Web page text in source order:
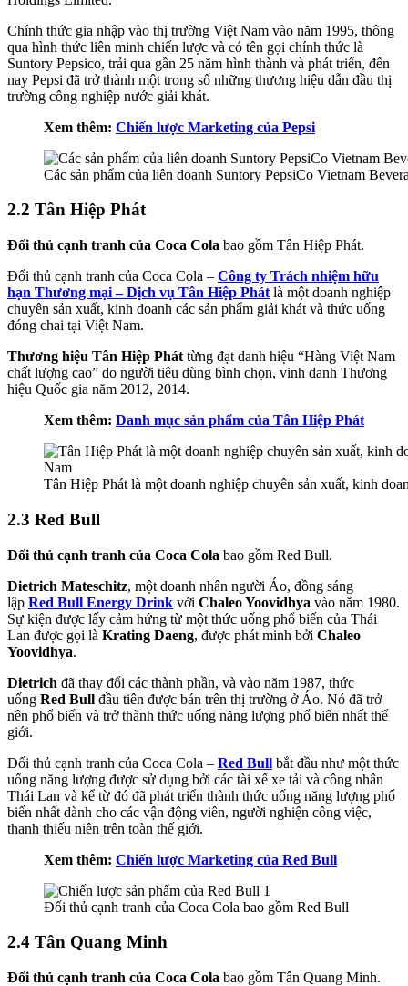
Chính thức gia nhập vào thị trường Việt Nam vào năm 1995, thông
qua hình thức liên minh chiến lược và có tên gọi chính thức là
Suntory Pepsico, trải qua gần 25 năm hình thành và phát triển, đến
nay Pepsi đã trở thành một trong số những thương hiệu dẫn đầu thị
trường công nghiệp nước giải khát.
Xem thêm: Chiến lược Marketing của Pepsi
Các sản phẩm của liên doanh Suntory PepsiCo Vietnam
2.2 Tân Hiệp Phát
Đối thủ cạnh tranh của Coca Cola bao gồm Tân Hiệp Phát.
Đối thủ cạnh tranh của Coca Cola – Công ty Trách nhiệm hữu
hạn Thương mại – Dịch vụ Tân Hiệp Phát là một doanh nghiệp
chuyên sản xuất, kinh doanh các sản phẩm giải khát và thức uống
đóng chai tại Việt Nam.
Thương hiệu Tân Hiệp Phát từng đạt danh hiệu “Hàng Việt Nam
chất lượng cao” do người tiêu dùng bình chọn, vinh danh Thương
hiệu Quốc gia năm 2012, 2014.
Xem thêm: Danh mục sản phẩm của Tân Hiệp Phát
Tân Hiệp Phát là một doanh nghiệp chuyên sản xuất, kinh
2.3 Red Bull
Đối thủ cạnh tranh của Coca Cola bao gồm Red Bull.
Dietrich Mateschitz, một doanh nhân người Áo, đồng sáng
lập Red Bull Energy Drink với Chaleo Yoovidhya vào năm 1980.
Sự kiện được lấy cảm hứng từ một thức uống phổ biến của Thái
Lan được gọi là Krating Daeng, được phát minh bởi Chaleo
Yoovidhya.
Dietrich đã thay đổi các thành phần, và vào năm 1987, thức
uống Red Bull đầu tiên được bán trên thị trường ở Áo. Nó đã trở
nên phổ biến và trở thành thức uống năng lượng phổ biến nhất thế
giới.
Đối thủ cạnh tranh của Coca Cola – Red Bull bắt đầu như một thức
uống năng lượng được sử dụng bởi các tài xế xe tải và công nhân
Thái Lan và kể từ đó đã phát triển thành thức uống năng lượng phổ
biến nhất dành cho các vận động viên, người nghiện công việc,
thanh thiếu niên trên toàn thế giới.
Xem thêm: Chiến lược Marketing của Red Bull
Đối thủ cạnh tranh của Coca Cola bao gồm Red Bull
2.4 Tân Quang Minh
Đối thủ cạnh tranh của Coca Cola bao gồm Tân Quang Minh.